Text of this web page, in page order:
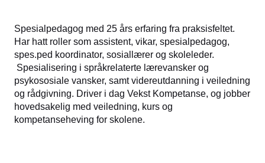
Spesialpedagog med 25 års erfaring fra praksisfeltet.
Har hatt roller som assistent, vikar, spesialpedagog,
spes.ped koordinator, sosiallærer og skoleleder.
Spesialisering i språkrelaterte lærevansker og
psykososiale vansker, samt videreutdanning i veiledning
og rådgivning. Driver i dag Vekst Kompetanse, og jobber
hovedsakelig med veiledning, kurs og
kompetanseheving for skolene.